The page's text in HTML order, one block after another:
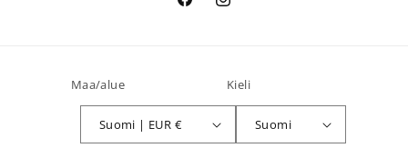
FacebookInstagram
Maa/alue
Suomi | EUR €
Kieli
Suomi